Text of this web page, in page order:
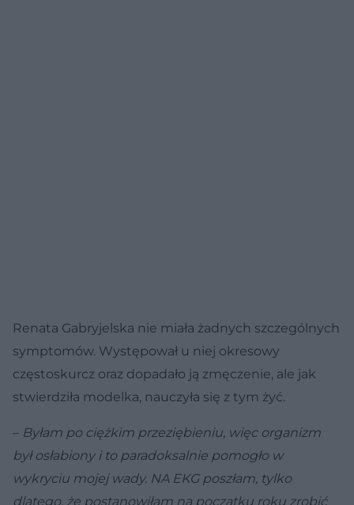
Renata Gabryjelska nie miała żadnych szczególnych
symptomów. Występował u niej okresowy
częstoskurcz oraz dopadało ją zmęczenie, ale jak
stwierdziła modelka, nauczyła się z tym żyć.
– Byłam po ciężkim przeziębieniu, więc organizm
był osłabiony i to paradoksalnie pomogło w
wykryciu mojej wady. NA EKG poszłam, tylko
dlatego, że postanowiłam na początku roku zrobić